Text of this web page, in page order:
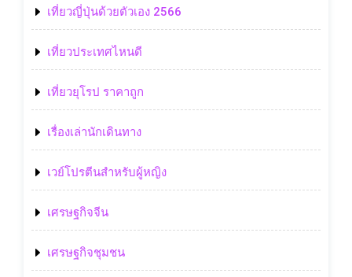
เที่ยวญี่ปุ่นด้วยตัวเอง 2566
เที่ยวประเทศไหนดี
เที่ยวยุโรป ราคาถูก
เรื่องเล่านักเดินทาง
เวย์โปรตีนสำหรับผู้หญิง
เศรษฐกิจจีน
เศรษฐกิจชุมชน